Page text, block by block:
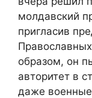
молдавский
пригласив
образом, он
авторитет в
даже